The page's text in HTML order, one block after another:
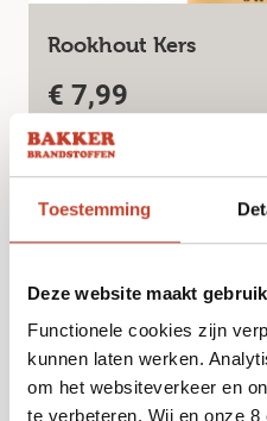
Toestemming
Deze website maakt
Functionele cookies zijn
kunnen laten werken.
om het websiteverkeer en
te verbeteren. Wij en onze
Rookhout Kers
€ 7,99